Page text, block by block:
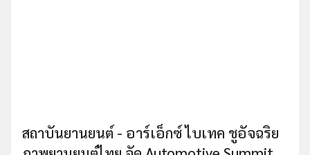
สถาบันยานยนต์ - อาร์เอ็กซ์ ไบเทค ชูอัจฉริย